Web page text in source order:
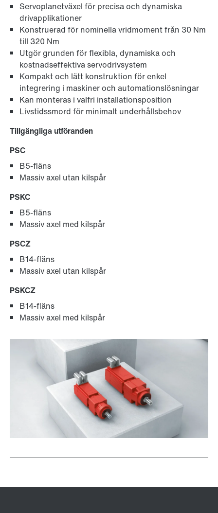
Servoplanetväxel för precisa och dynamiska
drivapplikationer
Konstruerad för nominella vridmoment från 30 Nm
till 320 Nm
Utgör grunden för flexibla, dynamiska och
kostnadseffektiva servodrivsystem
Kompakt och lätt konstruktion för enkel
integrering i maskiner och automationslösningar
Kan monteras i valfri installationsposition
Livstidssmord för minimalt underhållsbehov
Tillgängliga utföranden
PSC
B5-fläns
Massiv axel utan kilspår
PSKC
B5-fläns
Massiv axel med kilspår
PSCZ
B14-fläns
Massiv axel utan kilspår
PSKCZ
B14-fläns
Massiv axel med kilspår